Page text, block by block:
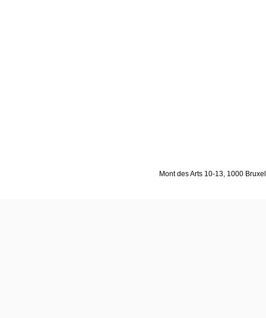
Mont des Arts 10-13, 1000